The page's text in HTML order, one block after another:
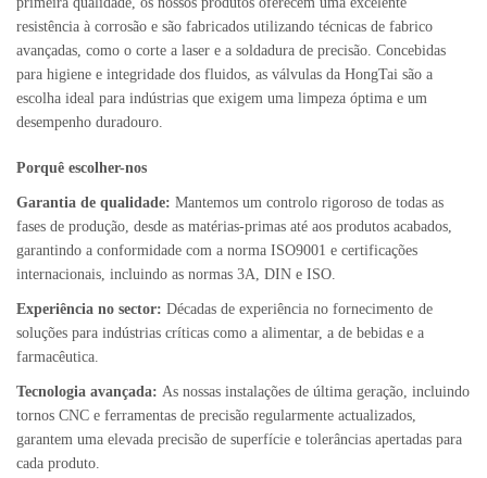
resistência à corrosão e são fabricados utilizando técnicas de fabrico
avançadas, como o corte a laser e a soldadura de precisão. Concebidas
para higiene e integridade dos fluidos, as válvulas da HongTai são a
escolha ideal para indústrias que exigem uma limpeza óptima e um
desempenho duradouro.
Porquê escolher-nos
Garantia de qualidade: Mantemos um controlo rigoroso de todas as
fases de produção, desde as matérias-primas até aos produtos acabados,
garantindo a conformidade com a norma ISO9001 e certificações
internacionais, incluindo as normas 3A, DIN e ISO.
Experiência no sector: Décadas de experiência no fornecimento de
soluções para indústrias críticas como a alimentar, a de bebidas e a
farmacêutica.
Tecnologia avançada: As nossas instalações de última geração, incluindo
tornos CNC e ferramentas de precisão regularmente actualizados,
garantem uma elevada precisão de superfície e tolerâncias apertadas para
cada produto.